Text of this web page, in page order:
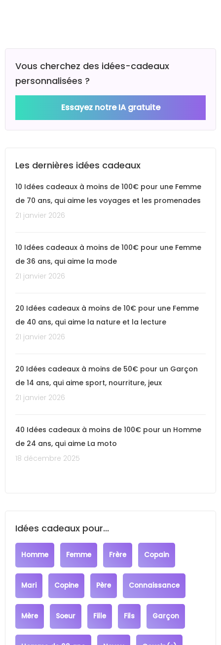
Vous cherchez des idées-cadeaux
personnalisées ?
Essayez notre IA gratuite
Les dernières idées cadeaux
10 Idées cadeaux à moins de 100€ pour une Femme
de 70 ans, qui aime les voyages et les promenades
21 janvier 2026
10 Idées cadeaux à moins de 100€ pour une Femme
de 36 ans, qui aime la mode
21 janvier 2026
20 Idées cadeaux à moins de 10€ pour une Femme
de 40 ans, qui aime la nature et la lecture
21 janvier 2026
20 Idées cadeaux à moins de 50€ pour un Garçon
de 14 ans, qui aime sport, nourriture, jeux
21 janvier 2026
40 Idées cadeaux à moins de 100€ pour un Homme
de 24 ans, qui aime La moto
18 décembre 2025
Idées cadeaux pour...
Homme Femme Frère Copain
Mari Copine Père Connaissance
Mère Soeur Fille Fils Garçon